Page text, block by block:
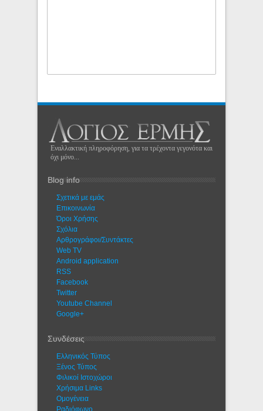
Εναλλακτική πληροφόρηση, για τα τρέχοντα γεγονότα και
όχι μόνο...
Blog info
Σχετικά με εμάς
Eπικοινωνία
Όροι Χρήσης
Σχόλια
Αρθρογράφοι/Συντάκτες
Web TV
Android application
RSS
Facebook
Twitter
Youtube Channel
Google+
Συνδέσεις
Ελληνικός Τύπος
Ξένος Τύπος
Φιλικοί Ιστοχώροι
Χρήσιμα Links
Ομογένεια
Ραδιόφωνο